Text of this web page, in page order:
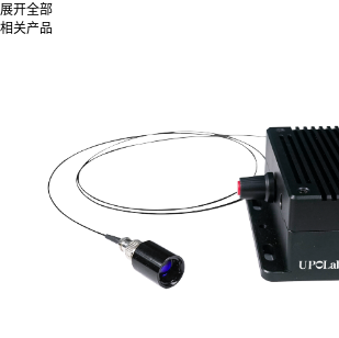
展开全部
相关产品